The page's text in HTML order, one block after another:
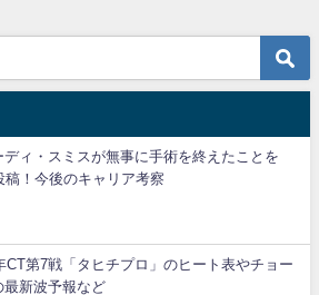
ディ・スミスが無事に手術を終えたことを
稿！今後のキャリア考察
CT第7戦「タヒチプロ」のヒート表やチョー
最新波予報など